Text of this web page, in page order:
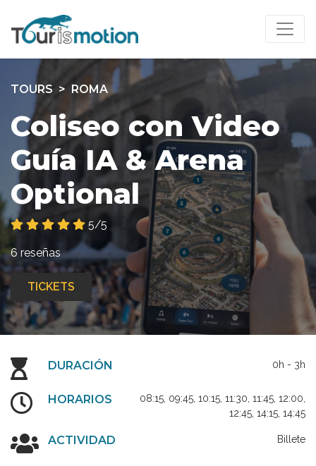
TOURS ROMA
Coliseo con Video
Guía IA & Arena
Optional
5/5
6 reseñas
TICKETS
DURACIÓN 0h - 3h
HORARIOS
08:15, 09:45, 10:15, 11:30, 11:45, 12:00,
12:45, 14:15, 14:45
ACTIVIDAD Billete